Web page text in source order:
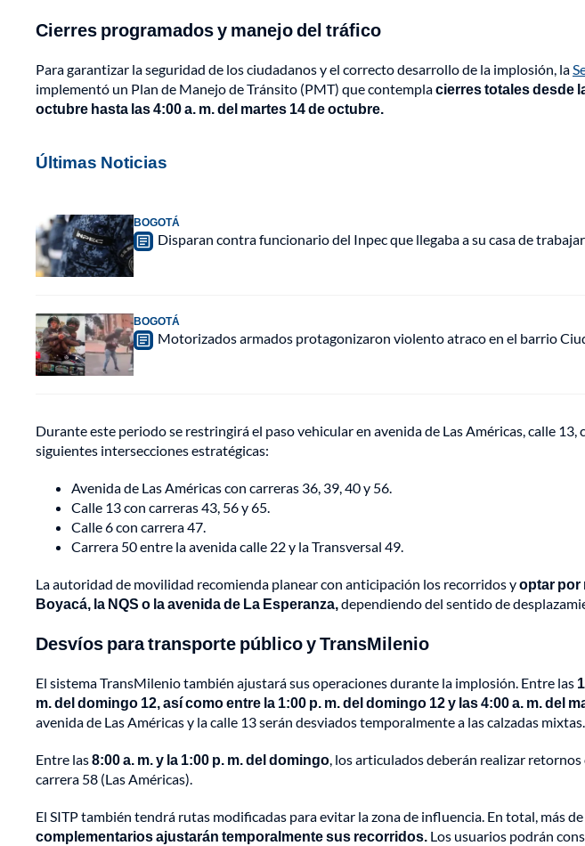
Cierres programados y manejo del tráfico
Para garantizar la seguridad de los ciudadanos y el correcto desarrollo de la implosión, la
implementó un Plan de Manejo de Tránsito (PMT) que contemplacierres totales desde
octubre hasta las 4:00 a. m. del martes 14 de octubre.
Últimas Noticias
BOGOTÁ
Disparan contra funcionario del Inpec que llegaba a su casa de
BOGOTÁ
Motorizados armados protagonizaron violento atraco en el barrio
Durante este periodo se restringirá el paso vehicular en avenida de Las Américas, calle 13,
siguientes intersecciones estratégicas:
Avenida de Las Américas con carreras 36, 39, 40 y 56.
Calle 13 con carreras 43, 56 y 65.
Calle 6 con carrera 47.
Carrera 50 entre la avenida calle 22 y la Transversal 49.
La autoridad de movilidad recomienda planear con anticipación los recorridos yoptar por
Boyacá, la NQS o la avenida de La Esperanza,dependiendo del sentido de
Desvíos para transporte público y TransMilenio
El sistema TransMilenio también ajustará sus operaciones durante la implosión. Entre las
m. del domingo 12, así como entre la 1:00 p. m. del domingo 12 y las 4:00 a. m. del
avenida de Las Américas y la calle 13 serán desviados temporalmente a las calzadas mixtas.
Entre las8:00 a. m. y la 1:00 p. m. del domingo, los articulados deberán realizar
carrera 58 (Las Américas).
El SITP también tendrá rutas modificadas para evitar la zona de influencia. En total, más de
complementarios ajustarán temporalmente sus recorridos. Los usuarios podrán